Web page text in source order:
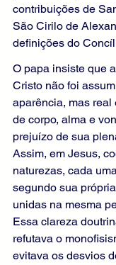
contribuições de
São Cirilo de
definições do
O papa insiste que
Cristo não foi
aparência, mas real
de corpo, alma e
prejuízo de sua
Assim, em Jesus,
naturezas, cada
segundo sua
unidas na mesma
Essa clareza
refutava o
evitava os desvios